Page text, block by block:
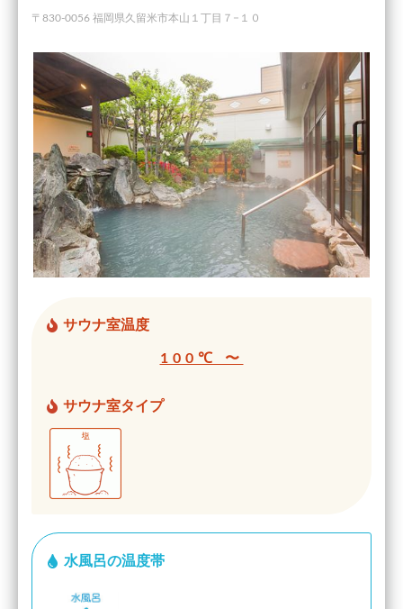
〒830-0056 福岡県久留米市本山１丁目７−１０
サウナ室温度
100℃ 〜
サウナ室タイプ
水風呂の温度帯